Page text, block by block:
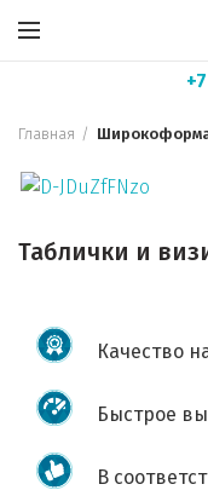
Главная
Таблички и
Качество
Быстрое
В
Приглашаем
сам тент +